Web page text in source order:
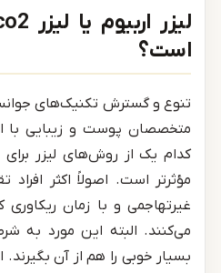
است؟
تنوع و گسترش تکنیک‌های
متخصصان پوست و زیبایی با
کدام یک از روش‌های لیزر
مؤثرتر است. اصولاً اکثر
غیرتهاجمی و با زمان
می‌کنند. البته این مورد به
بسیار خوبی را هم از آن بگیرند.